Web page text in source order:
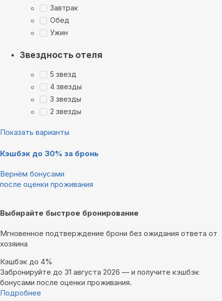
Завтрак
Обед
Ужин
Звездность отеля
5 звезд
4 звезды
3 звезды
2 звезды
Показать варианты
Кэшбэк до 30% за бронь
Вернём бонусами
после оценки проживания
Выбирайте быстрое бронирование
Мгновенное подтверждение брони без ожидания ответа от
хозяина
Кэшбэк до 4%
Забронируйте до 31 августа 2026 — и получите кэшбэк
бонусами после оценки проживания.
Подробнее